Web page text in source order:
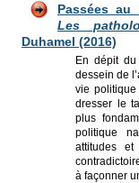
Passées
Les
Duhamel (2016)
En dépit
dessein de
vie
dresser le
plus
politique
attitudes et
à façonner